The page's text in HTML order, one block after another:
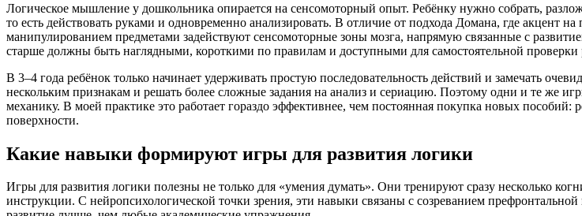
Логическое мышление у дошкольника опирается на сенсомоторный опыт. Ребёнку нужно собрать,
то есть действовать руками и одновременно анализировать. В отличие от подхода Домана, где
манипулированием предметами задействуют сенсомоторные зоны мозга, напрямую связанные с
старше должны быть наглядными, короткими по правилам и доступными для самостоятельной проверки
В 3–4 года ребёнок только начинает удерживать простую последовательность действий и замечать
нескольким признакам и решать более сложные задания на анализ и сериацию. Поэтому одни и те же
механику. В моей практике это работает гораздо эффективнее, чем постоянная покупка новых пособий:
поверхности.
Какие навыки формируют игры для развития логики
Игры для развития логики полезны не только для «умения думать». Они тренируют сразу несколько
инструкции. С нейропсихологической точки зрения, эти навыки связаны с созреванием